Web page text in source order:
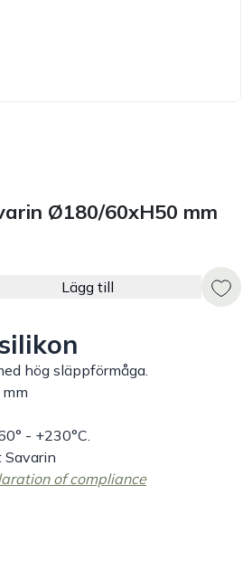
Ø180/60xH50 mm
Lägg till
hög släppförmåga.
- +230°C.
Savarin
of compliance